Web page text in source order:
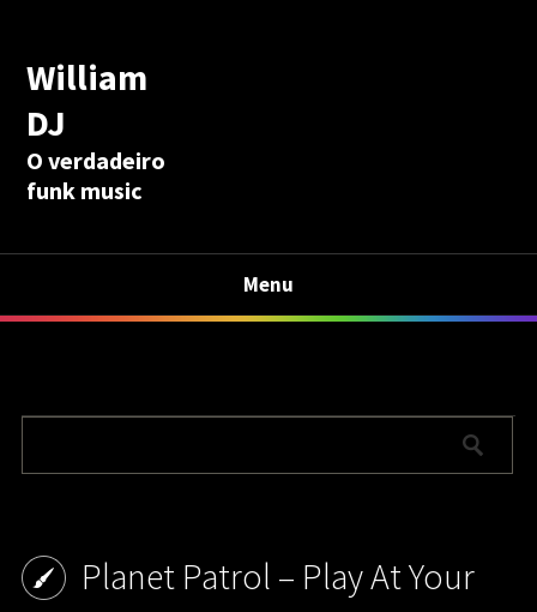
William
DJ
O verdadeiro
funk music
Menu
Planet Patrol – Play At Your